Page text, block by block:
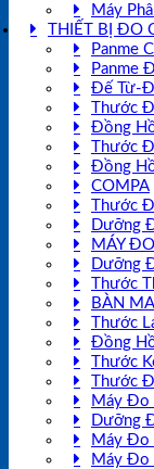
Máy
THIẾT BỊ ĐO
Panme
Panme
Đế Từ-
Thước
Đồng
Thước
Đồng
COMPA
Thước
Dưỡng
MÁY
Dưỡng
Thước
BÀN
Thước
Đồng
Thước
Thước
Máy Đo
Dưỡng
Máy Đo
Máy Đo